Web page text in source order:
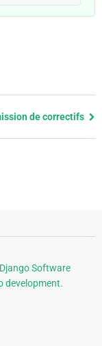
de correctifs
Software
development.